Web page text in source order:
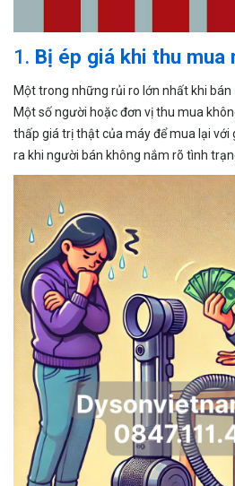
1. Bị ép giá khi thu mua
Một trong những rủi ro lớn nhất khi bán
Một số người hoặc đơn vị thu mua
thấp giá trị thật của máy để mua lại với
ra khi người bán không nắm rõ tình